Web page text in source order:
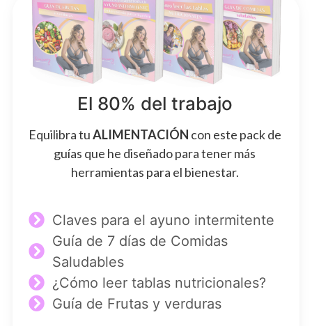
El 80% del trabajo
Equilibra tuALIMENTACIÓN con este pack de
guías que he diseñado para tener más
herramientas para el bienestar.
Claves para el ayuno intermitente
Guía de 7 días de Comidas
Saludables
¿Cómo leer tablas nutricionales?
Guía de Frutas y verduras